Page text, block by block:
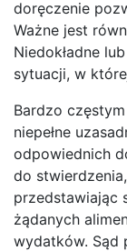
doręczenie
Ważne jest
Niedokładne
sytuacji, w
Bardzo
niepełne
odpowiednich
do
przedstawiając
żądanych
wydatków. Sąd